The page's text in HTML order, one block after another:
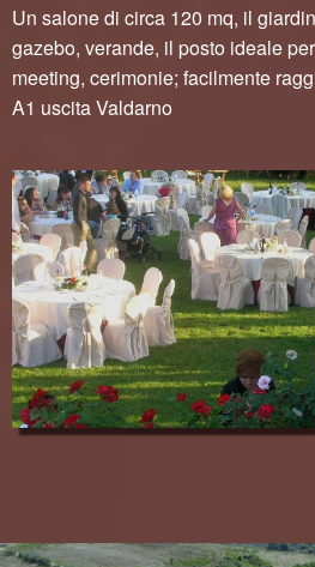
Un salone di circa 120 mq, il
gazebo, verande, il posto ideale
meeting, cerimonie; facilmente
A1 uscita Valdarno